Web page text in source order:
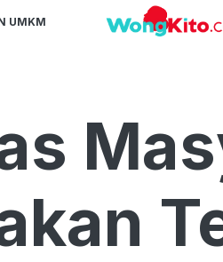
UMKM